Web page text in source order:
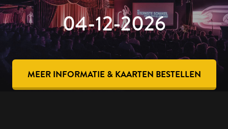
04-12-2026
MEER INFORMATIE & KAARTEN BESTELLEN